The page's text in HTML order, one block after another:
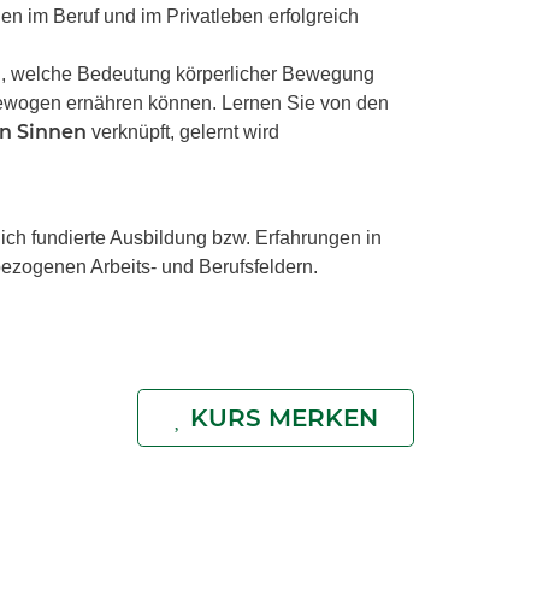
im Beruf und im Privatleben erfolgreich
welche Bedeutung körperlicher Bewegung
ernähren können. Lernen Sie von den
Sinnen verknüpft, gelernt wird
fundierte Ausbildung bzw. Erfahrungen in
Arbeits- und Berufsfeldern.
KURS MERKEN